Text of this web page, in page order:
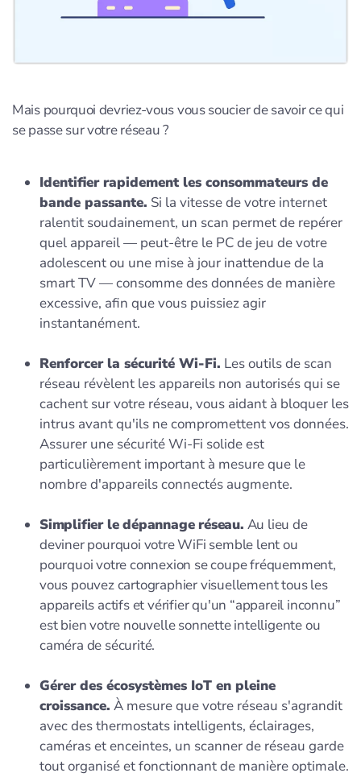
Mais pourquoi devriez-vous vous soucier de savoir ce qui
se passe sur votre réseau ?
Identifier rapidement les consommateurs de
bande passante. Si la vitesse de votre internet
ralentit soudainement, un scan permet de repérer
quel appareil — peut-être le PC de jeu de votre
adolescent ou une mise à jour inattendue de la
smart TV — consomme des données de manière
excessive, afin que vous puissiez agir
instantanément.
Renforcer la sécurité Wi-Fi. Les outils de scan
réseau révèlent les appareils non autorisés qui se
cachent sur votre réseau, vous aidant à bloquer les
intrus avant qu'ils ne compromettent vos données.
Assurer une sécurité Wi-Fi solide est
particulièrement important à mesure que le
nombre d'appareils connectés augmente.
Simplifier le dépannage réseau. Au lieu de
deviner pourquoi votre WiFi semble lent ou
pourquoi votre connexion se coupe fréquemment,
vous pouvez cartographier visuellement tous les
appareils actifs et vérifier qu'un “appareil inconnu”
est bien votre nouvelle sonnette intelligente ou
caméra de sécurité.
Gérer des écosystèmes IoT en pleine
croissance. À mesure que votre réseau s'agrandit
avec des thermostats intelligents, éclairages,
caméras et enceintes, un scanner de réseau garde
tout organisé et fonctionnant de manière optimale.